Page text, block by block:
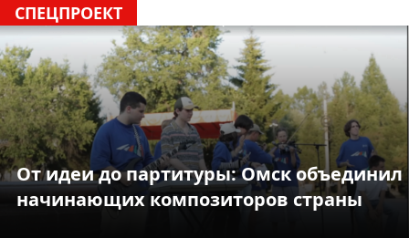
СПЕЦПРОЕКТ
От идеи до партитуры: Омск объединил
начинающих композиторов страны